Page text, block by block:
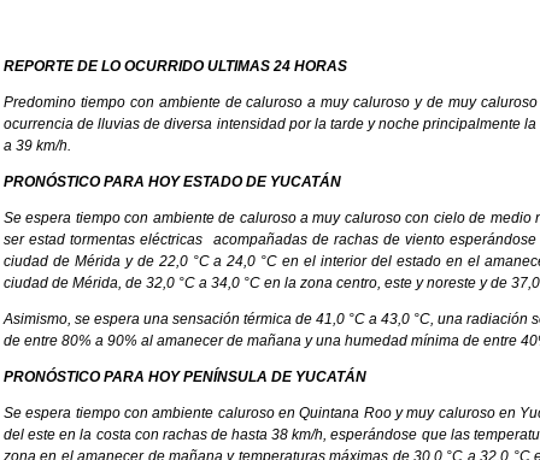
REPORTE DE LO OCURRIDO ULTIMAS 24 HORAS
Predomino tiempo con ambiente de caluroso a muy caluroso y de muy
ocurrencia de lluvias de diversa intensidad por la tarde y noche principalmente
a 39 km/h.
PRONÓSTICO PARA HOY ESTADO DE YUCATÁN
Se espera tiempo con ambiente de caluroso a muy caluroso con cielo de
ser estad tormentas eléctricas acompañadas de rachas de viento
ciudad de Mérida y de 22,0 °C a 24,0 °C en el interior del estado en el
ciudad de Mérida, de 32,0 °C a 34,0 °C en la zona centro, este y noreste y de
Asimismo, se espera una sensación térmica de 41,0 °C a 43,0 °C, una
de entre 80% a 90% al amanecer de mañana y una humedad mínima de entre
PRONÓSTICO PARA HOY PENÍNSULA DE YUCATÁN
Se espera tiempo con ambiente caluroso en Quintana Roo y muy caluroso en
del este en la costa con rachas de hasta 38 km/h, esperándose que las
zona en el amanecer de mañana y temperaturas máximas de 30,0 °C a 32,0